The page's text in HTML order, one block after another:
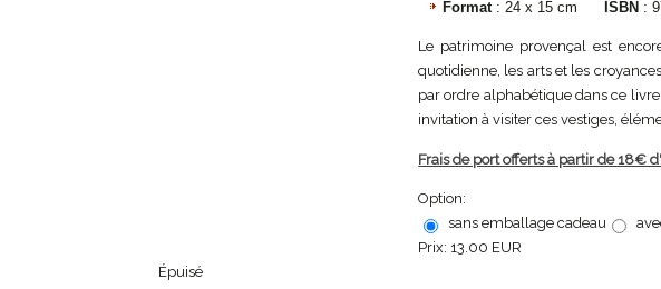
Format : 24 x 15 cm ISBN :
Le patrimoine provençal est
quotidienne, les arts et les
par ordre alphabétique dans ce
invitation à visiter ces vestiges,
Frais de port offerts à partir de 18€
Option:
sans emballage cadeau
Prix: 13.00 EUR
Épuisé